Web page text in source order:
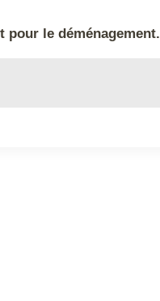
pour le déménagement.